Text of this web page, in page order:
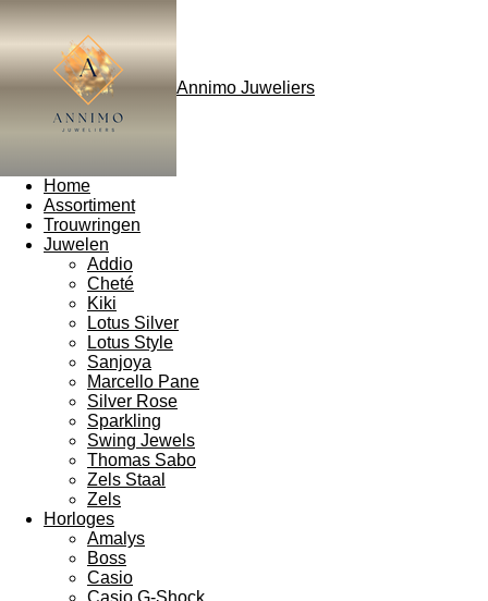
Annimo Juweliers
Home
Assortiment
Trouwringen
Juwelen
Addio
Cheté
Kiki
Lotus Silver
Lotus Style
Sanjoya
Marcello Pane
Silver Rose
Sparkling
Swing Jewels
Thomas Sabo
Zels Staal
Zels
Horloges
Amalys
Boss
Casio
Casio G-Shock